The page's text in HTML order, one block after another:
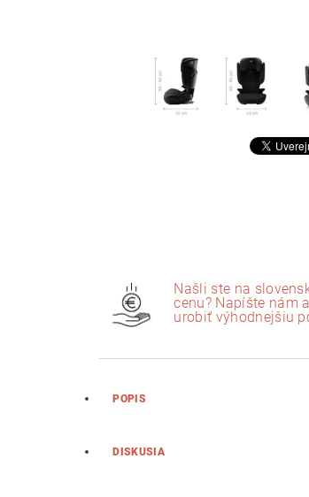
Našli ste na
cenu? Napíšte nám
urobiť výhodnejšiu
POPIS
DISKUSIA